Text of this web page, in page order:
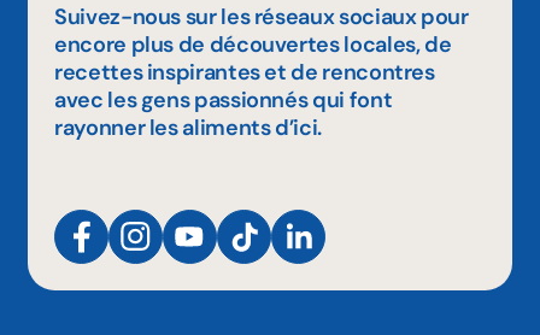
Suivez-nous sur les réseaux sociaux pour
encore plus de découvertes locales, de
recettes inspirantes et de rencontres
avec les gens passionnés qui font
rayonner les aliments d’ici.